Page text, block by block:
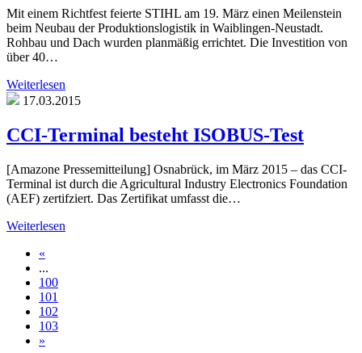
Mit einem Richtfest feierte STIHL am 19. März einen Meilenstein
beim Neubau der Produktionslogistik in Waiblingen-Neustadt.
Rohbau und Dach wurden planmäßig errichtet. Die Investition von
über 40…
Weiterlesen
17.03.2015
CCI-Terminal besteht ISOBUS-Test
[Amazone Pressemitteilung] Osnabrück, im März 2015 – das CCI-
Terminal ist durch die Agricultural Industry Electronics Foundation
(AEF) zertifziert. Das Zertifikat umfasst die…
Weiterlesen
«
...
100
101
102
103
»